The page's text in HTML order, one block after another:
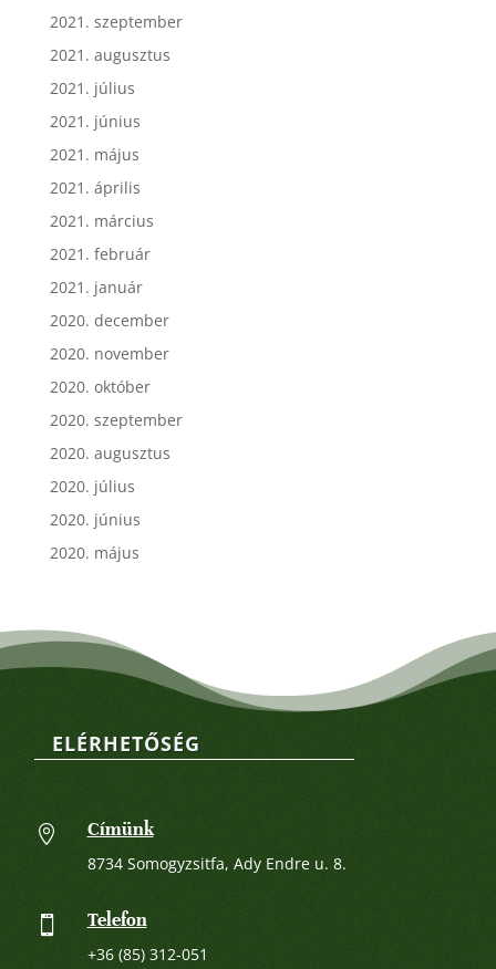
2021. szeptember
2021. augusztus
2021. július
2021. június
2021. május
2021. április
2021. március
2021. február
2021. január
2020. december
2020. november
2020. október
2020. szeptember
2020. augusztus
2020. július
2020. június
2020. május
ELÉRHETŐSÉG
 Címünk
8734 Somogyzsitfa, Ady Endre u. 8.
 Telefon
+36 (85) 312-051